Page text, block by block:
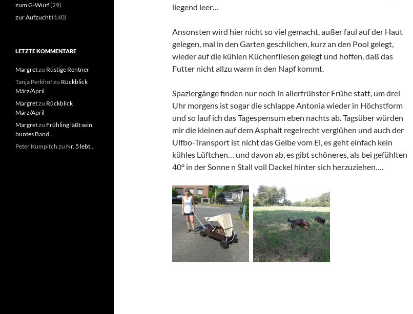
liegend leer…
Ansonsten wird hier nicht so viel gemacht, außer faul auf der Haut
gelegen, mal in den Garten geschlichen, kurz an den Pool gelegt,
wieder auf die kühlen Küchenfliesen gelegt und hoffen, daß das
Futter nicht allzu warm in den Napf kommt.
Spaziergänge finden nur noch in allerfrühster Frühe statt, um drei
Uhr morgens ist sogar die schlappe Antonia wieder in Höchstform
und so lauf ich das Tagespensum eben nachts ab. Tagsüber würden
mir die kleinen auf dem Asphalt regelrecht verglühen und auch der
Ulfbo-Transport ist nicht das Gelbe vom Ei, es geht einfach kein
kühles Lüftchen… und davon ab, es gibt schöneres, als bei gefühlten
40° in der Sonne n Stall voll Dackel hinter sich herzuziehen….
zum G-Wurf(29)
zur Aufzucht(140)
LETZTE KOMMENTARE
Margretzu Rüstige Rentner
Tanja Perkhofzu Rückblick
März/April
Margretzu Rückblick
März/April
Margretzu Frühling läßt sein
buntes Band…
Peter Kumpitch zu Nr. 5 lebt…